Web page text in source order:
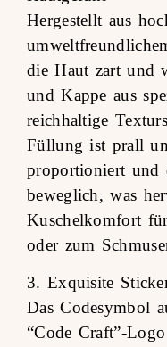
Hergestellt aus
die Haut zart und
und Kappe aus
reichhaltige
Füllung ist prall
proportioniert und
beweglich, was
Kuschelkomfort
oder zum
3. Exquisite
Das Codesymbol
“Code Craft”-